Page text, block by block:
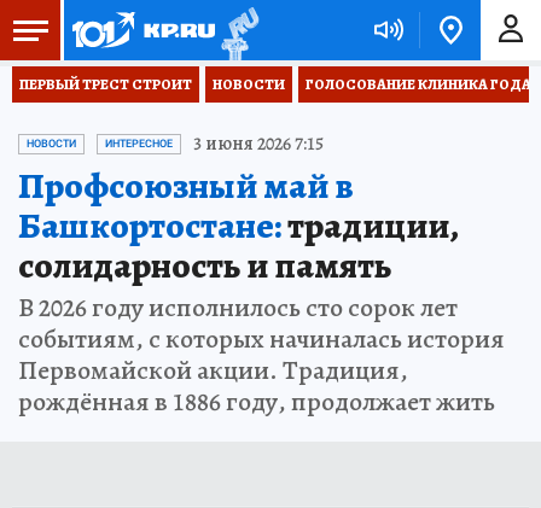
ПЕРВЫЙ ТРЕСТ СТРОИТ НОВОСТИ ГОЛОСОВАНИЕ КЛИНИКА ГОДА
НОВОСТИ ИНТЕРЕСНОЕ 3 июня 2026 7:15
Профсоюзный май в
Башкортостане:традиции,
солидарность и память
В 2026 году исполнилось сто сорок лет
событиям, с которых начиналась история
Первомайской акции. Традиция,
рождённая в 1886 году, продолжает жить